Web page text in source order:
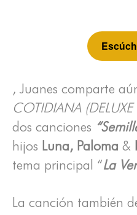
, Juanes comparte
COTIDIANA (DELUXE
dos canciones
hijos Luna, Paloma &
tema principal “La
La canción también